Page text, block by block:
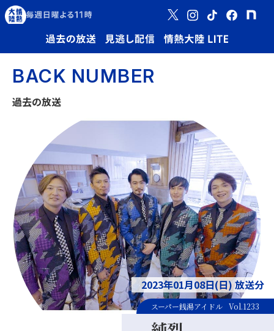
BACK NUMBER
過去の放送
2023年01月08日(日) 放送分
スーパー銭湯アイドル Vol.1233